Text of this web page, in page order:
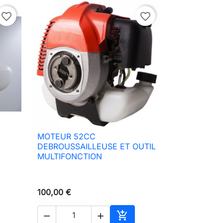
favorite_border favorite_border
 Aperçu rapide
MOTEUR 52CC
DEBROUSSAILLEUSE ET OUTIL
MULTIFONCTION
100,00 €
  